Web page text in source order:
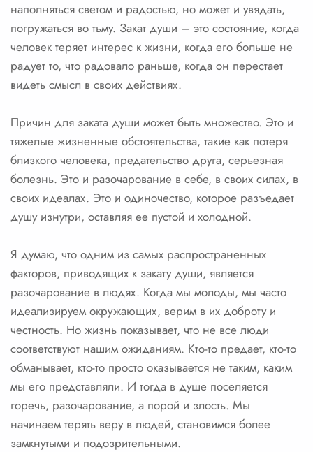
наполняться светом и радостью, но может и увядать,
погружаться во тьму. Закат души – это состояние, когда
человек теряет интерес к жизни, когда его больше не
радует то, что радовало раньше, когда он перестает
видеть смысл в своих действиях.
Причин для заката души может быть множество. Это и
тяжелые жизненные обстоятельства, такие как потеря
близкого человека, предательство друга, серьезная
болезнь. Это и разочарование в себе, в своих силах, в
своих идеалах. Это и одиночество, которое разъедает
душу изнутри, оставляя ее пустой и холодной.
Я думаю, что одним из самых распространенных
факторов, приводящих к закату души, является
разочарование в людях. Когда мы молоды, мы часто
идеализируем окружающих, верим в их доброту и
честность. Но жизнь показывает, что не все люди
соответствуют нашим ожиданиям. Кто-то предает, кто-то
обманывает, кто-то просто оказывается не таким, каким
мы его представляли. И тогда в душе поселяется
горечь, разочарование, а порой и злость. Мы
начинаем терять веру в людей, становимся более
замкнутыми и подозрительными.